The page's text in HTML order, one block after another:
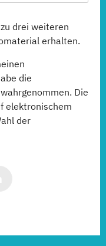
drei weiteren
erhalten.
die
wahrgenommen. Die
elektronischem
der